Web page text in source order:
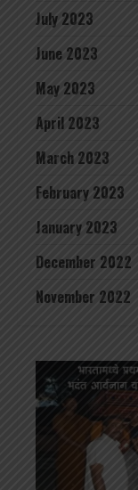
July 2023
June 2023
May 2023
April 2023
March 2023
February 2023
January 2023
December 2022
November 2022